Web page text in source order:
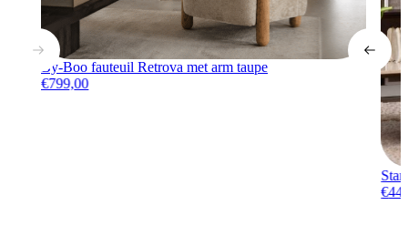
By-Boo fauteuil Retrova met arm taupe
€799,00
€